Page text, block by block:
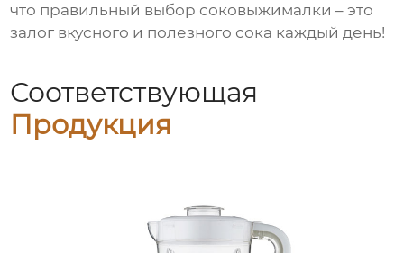
что правильный выбор соковыжималки – это
залог вкусного и полезного сока каждый день!
Соответствующая
Продукция